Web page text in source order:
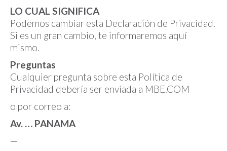
LO CUAL SIGNIFICA
Podemos cambiar esta Declaración de Privacidad.
Si es un gran cambio, te informaremos aquí
mismo.
Preguntas
Cualquier pregunta sobre esta Política de
Privacidad debería ser enviada a MBE.COM
o por correo a:
Av. … PANAMA
—